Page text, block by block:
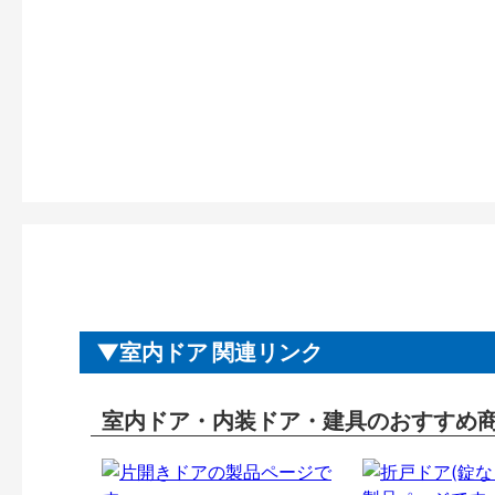
室内ドア 関連リンク
室内ドア・内装ドア・建具のおすすめ